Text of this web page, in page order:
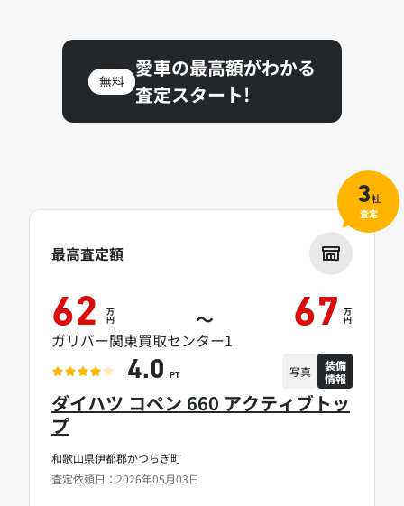
無料
愛車の最高額がわかる
査定スタート!
和歌山県伊都郡かつらぎ町
査定依頼日：2026年05月03日
ダイハツ コペン 660 アクティブトッ
プ
最高査定額
62 万
円 ～ 67 万
円
ガリバー関東買取センター1
4.0 PT 写真
装備
情報
3社
査定